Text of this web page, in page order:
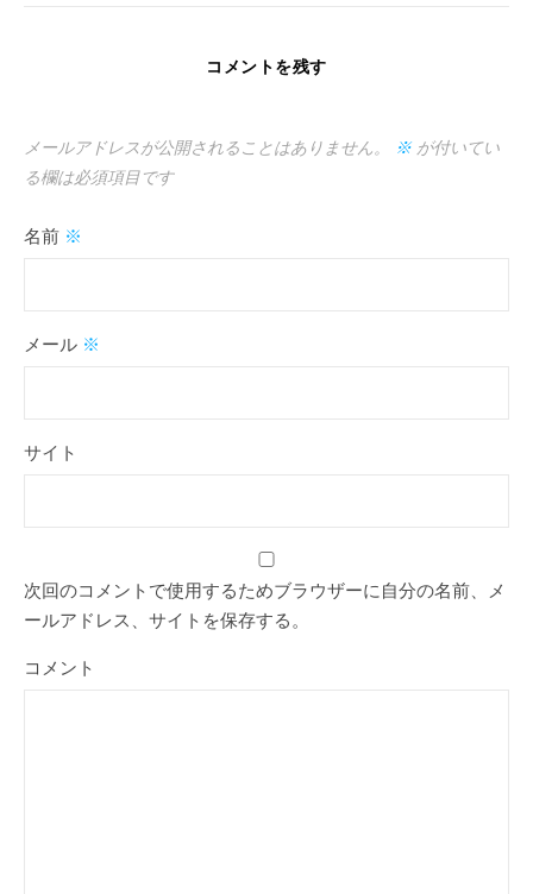
コメントを残す
メールアドレスが公開されることはありません。 ※が付いてい
る欄は必須項目です
名前 ※
メール ※
サイト
次回のコメントで使用するためブラウザーに自分の名前、メ
ールアドレス、サイトを保存する。
コメント